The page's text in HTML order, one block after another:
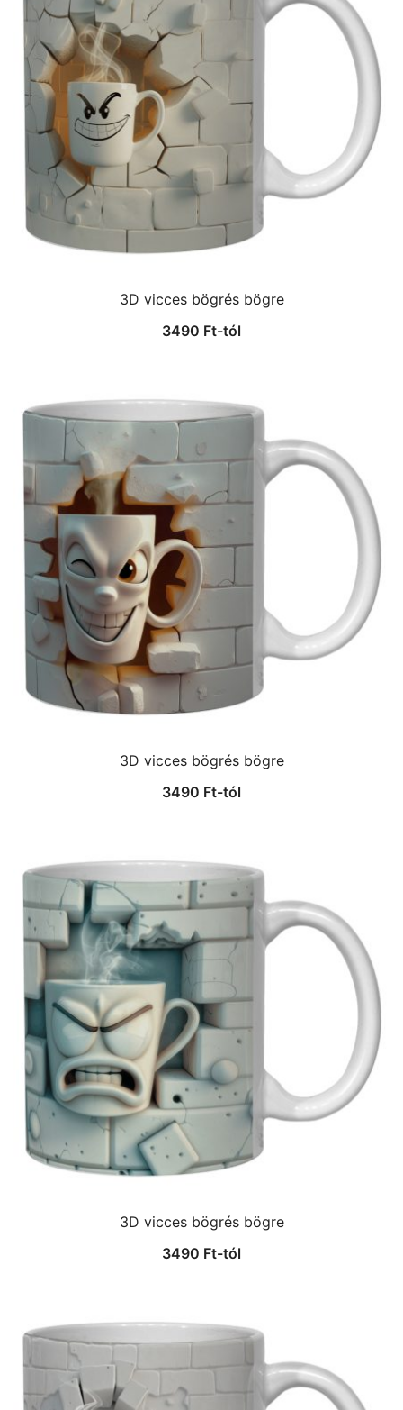
3D vicces bögrés bögre
3490 Ft-tól
3D vicces bögrés bögre
3490 Ft-tól
3D vicces bögrés bögre
3490 Ft-tól